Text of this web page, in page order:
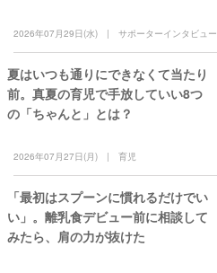
2026年07月29日(水) サポーターインタビュー
夏はいつも通りにできなくて当たり
前。真夏の育児で手放していい8つ
の「ちゃんと」とは？
2026年07月27日(月) 育児
「最初はスプーンに慣れるだけでい
い」。離乳食デビュー前に相談して
みたら、肩の力が抜けた